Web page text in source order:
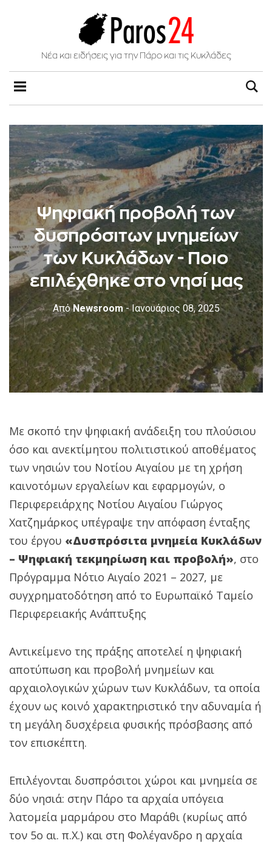
Νέα και ειδήσεις για την Πάρο και τις Κυκλάδες
Ψηφιακή προβολή των
δυσπρόσιτων μνημείων
των Κυκλάδων - Ποιο
επιλέχθηκε στο νησί μας
ΑπόNewsroom - Ιανουάριος 08, 2025
Με σκοπό την ψηφιακή ανάδειξη του πλούσιου
όσο και ανεκτίμητου πολιτιστικού αποθέματος
των νησιών του Νοτίου Αιγαίου με τη χρήση
καινοτόμων εργαλείων και εφαρμογών, ο
Περιφερειάρχης Νοτίου Αιγαίου Γιώργος
Χατζημάρκος υπέγραψε την απόφαση ένταξης
του έργου «Δυσπρόσιτα μνημεία Κυκλάδων
– Ψηφιακή τεκμηρίωση και προβολή», στο
Πρόγραμμα Νότιο Αιγαίο 2021 – 2027, με
συγχρηματοδότηση από το Ευρωπαϊκό Ταμείο
Περιφερειακής Ανάπτυξης
Αντικείμενο της πράξης αποτελεί η ψηφιακή
αποτύπωση και προβολή μνημείων και
αρχαιολογικών χώρων των Κυκλάδων, τα οποία
έχουν ως κοινό χαρακτηριστικό την αδυναμία ή
τη μεγάλη δυσχέρεια φυσικής πρόσβασης από
τον επισκέπτη.
Επιλέγονται δυσπρόσιτοι χώροι και μνημεία σε
δύο νησιά: στην Πάρο τα αρχαία υπόγεια
λατομεία μαρμάρου στο Μαράθι (κυρίως από
τον 5ο αι. π.Χ.) και στη Φολέγανδρο η αρχαία